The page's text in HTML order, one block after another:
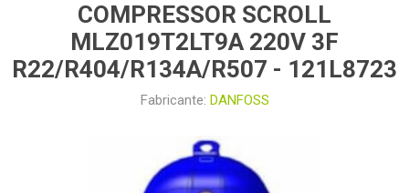
COMPRESSOR SCROLL
MLZ019T2LT9A 220V 3F
R22/R404/R134A/R507 - 121L8723
Fabricante: DANFOSS